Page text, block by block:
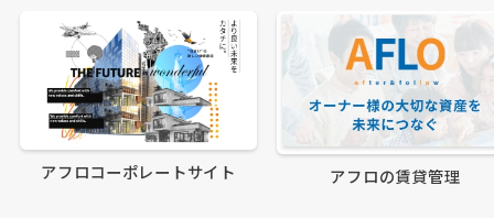
アフロコーポレートサイト アフロの賃貸管理